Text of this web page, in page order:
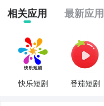
相关应用 最新应用
快乐短剧 番茄短剧